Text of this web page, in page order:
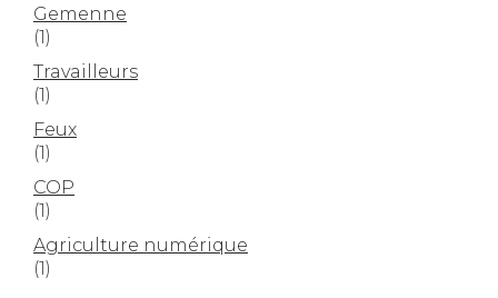
Gemenne
(1)
Travailleurs
(1)
Feux
(1)
COP
(1)
Agriculture numérique
(1)